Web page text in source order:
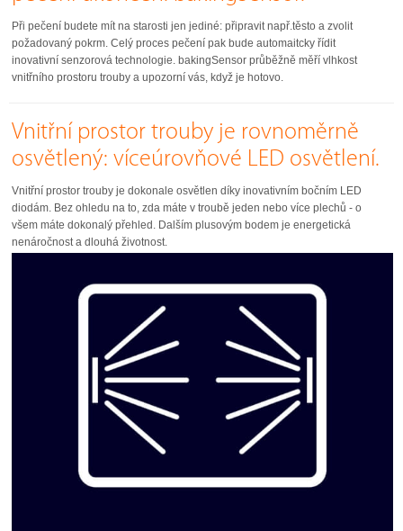
Při pečení budete mít na starosti jen jediné: připravit např.těsto a zvolit
požadovaný pokrm. Celý proces pečení pak bude automaitcky řídit
inovativní senzorová technologie. bakingSensor průběžně měří vlhkost
vnitřního prostoru trouby a upozorní vás, když je hotovo.
Vnitřní prostor trouby je rovnoměrně
osvětlený: víceúrovňové LED osvětlení.
Vnitřní prostor trouby je dokonale osvětlen díky inovativním bočním LED
diodám. Bez ohledu na to, zda máte v troubě jeden nebo více plechů - o
všem máte dokonalý přehled. Dalším plusovým bodem je energetická
nenáročnost a dlouhá životnost.